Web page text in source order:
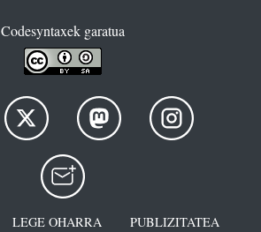
Codesyntaxek garatua
LEGE OHARRA
PUBLIZITATEA